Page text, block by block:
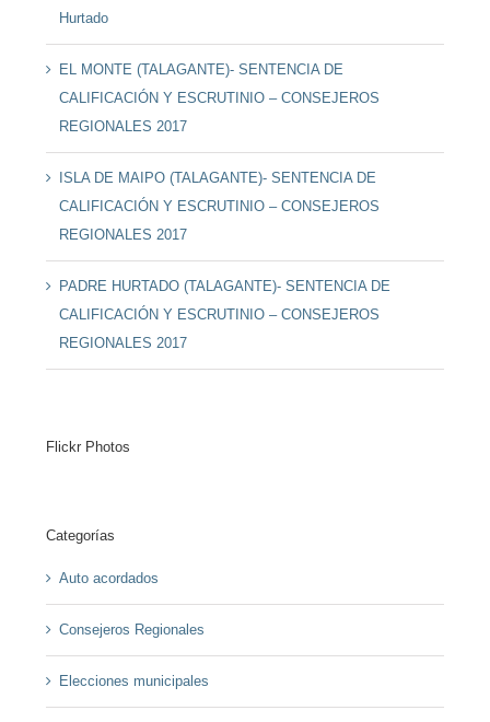
Hurtado
EL MONTE (TALAGANTE)- SENTENCIA DE
CALIFICACIÓN Y ESCRUTINIO – CONSEJEROS
REGIONALES 2017
ISLA DE MAIPO (TALAGANTE)- SENTENCIA DE
CALIFICACIÓN Y ESCRUTINIO – CONSEJEROS
REGIONALES 2017
PADRE HURTADO (TALAGANTE)- SENTENCIA DE
CALIFICACIÓN Y ESCRUTINIO – CONSEJEROS
REGIONALES 2017
Flickr Photos
Categorías
Auto acordados
Consejeros Regionales
Elecciones municipales